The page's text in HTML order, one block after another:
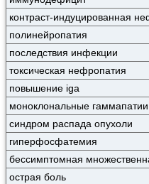
контраст-индуцированная
полинейропатия
последствия инфекции
токсическая нефропатия
повышение iga
моноклональные гаммапатии
синдром распада опухоли
гиперфосфатемия
бессимптомная
острая боль